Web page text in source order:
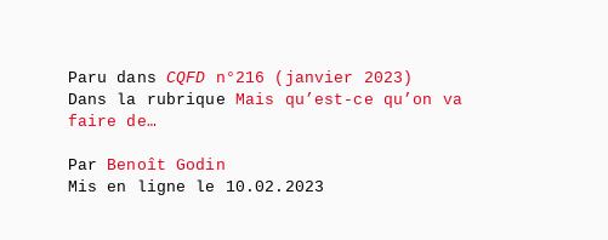
Paru dans CQFD n°216 (janvier 2023)
Dans la rubrique Mais qu’est-ce qu’on va
faire de…
Par Benoît Godin
Mis en ligne le 10.02.2023